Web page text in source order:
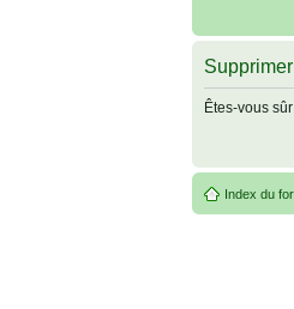
Êtes-vous
Index du